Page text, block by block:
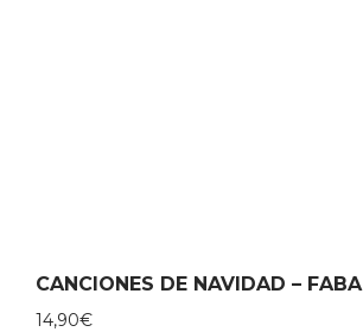
CANCIONES DE NAVIDAD – FABA
14,90€